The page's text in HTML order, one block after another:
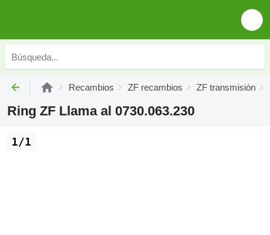
Recambios ZF recambios ZF transmisión
Ring ZF Llama al 0730.063.230
1/1